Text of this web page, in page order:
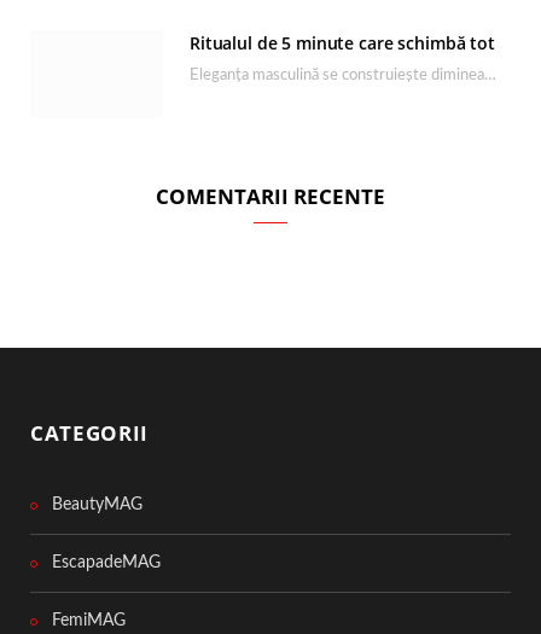
Ritualul de 5 minute care schimbă tot
Eleganța masculină se construiește dimineața, în câteva minute și cu produsele potrivite. O rutină de…
COMENTARII RECENTE
CATEGORII
BeautyMAG
EscapadeMAG
FemiMAG